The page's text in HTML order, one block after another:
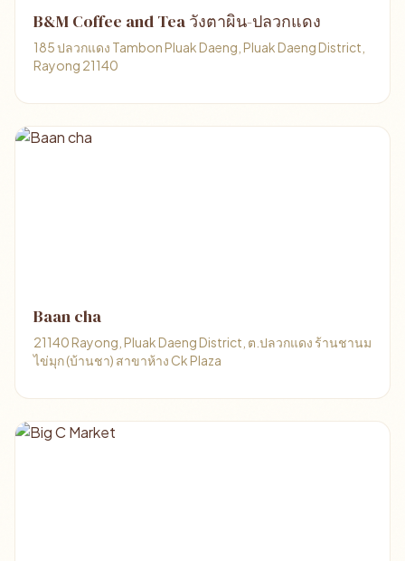
B&M Coffee and Tea วังตาผิน-ปลวกแดง
185 ปลวกแดง Tambon Pluak Daeng, Pluak Daeng District,
Rayong 21140
Baan cha
21140 Rayong, Pluak Daeng District, ต.ปลวกแดง ร้านชานม
ไข่มุก (บ้านชา) สาขาห้าง Ck Plaza